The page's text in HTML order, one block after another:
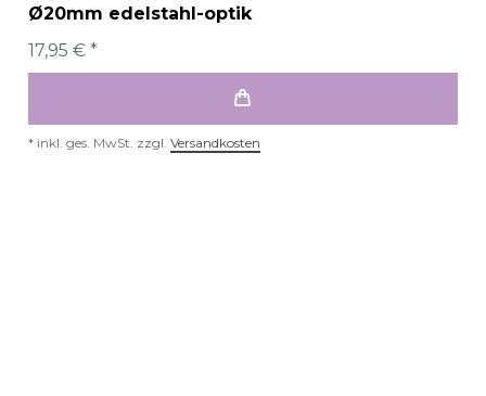
Ø20mm edelstahl-optik
17,95 € *
* inkl. ges. MwSt. zzgl. Versandkosten